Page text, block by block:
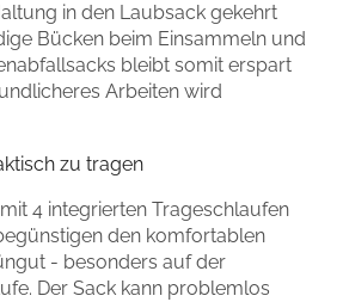
in den Laubsack gekehrt
Bücken beim Einsammeln und
bleibt somit erspart
Arbeiten wird
zu tragen
4 integrierten Trageschlaufen
den komfortablen
- besonders auf der
Der Sack kann problemlos